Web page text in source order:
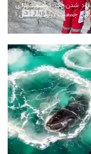
شدن یک کوهنورد یزدی
جمعیت برای پیداشدن ا